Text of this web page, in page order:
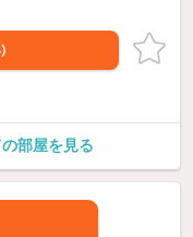
部屋を見る